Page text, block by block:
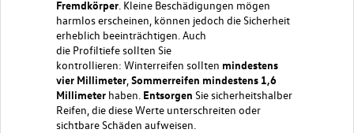
Fremdkörper . Kleine Beschädigungen mögen
harmlos erscheinen, können jedoch die Sicherheit
erheblich beeinträchtigen. Auch
die Profiltiefesollten Sie
kontrollieren: Winterreifen sollten mindestens
vier Millimeter Sommerreifen mindestens 1,6
Millimeter haben. Entsorgen Sie sicherheitshalber
Reifen, die diese Werte unterschreiten oder
sichtbare Schäden aufweisen.